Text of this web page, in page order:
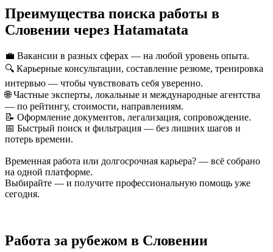
Преимущества поиска работы в
Словении через Hatamatata
💼 Вакансии в разных сферах — на любой уровень опыта.
🔍 Карьерные консультации, составление резюме, тренировка
интервью — чтобы чувствовать себя уверенно.
🌐 Частные эксперты, локальные и международные агентства
— по рейтингу, стоимости, направлениям.
📝 Оформление документов, легализация, сопровождение.
📅 Быстрый поиск и фильтрация — без лишних шагов и
потерь времени.
Временная работа или долгосрочная карьера? — всё собрано
на одной платформе.
Выбирайте — и получите профессиональную помощь уже
сегодня.
Работа за рубежом в Словении